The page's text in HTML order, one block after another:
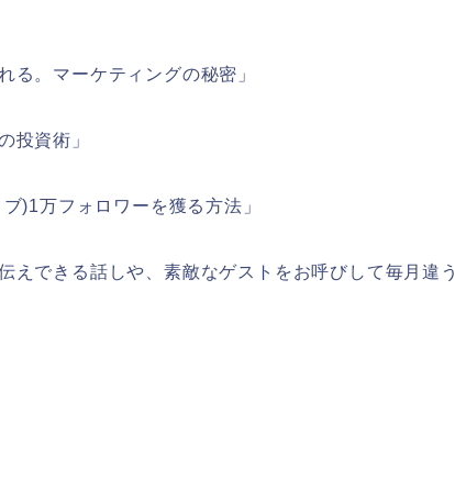
る。マーケティングの秘密」
投資術」
)1万フォロワーを獲る方法」
えできる話しや、素敵なゲストをお呼びして毎月違う